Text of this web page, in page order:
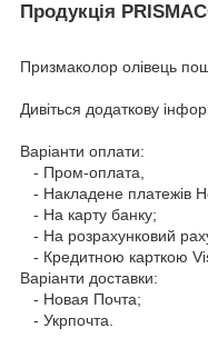
Продукція
Призмаколор олівець
Дивіться додаткову
Варіанти оплати:
- Пром-оплата,
- Накладене платежів
- На карту банку;
- На розрахунковий
- Кредитною карткою
Варіанти доставки:
- Новая Почта;
- Укрпочта.